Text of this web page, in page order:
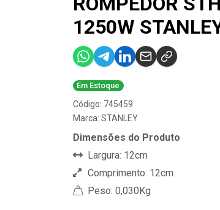
1250W
Em Estoque
Código: 745459
Marca: STANLEY
Dimensões do Produto
Largura: 12cm
Comprimento: 12cm
Peso: 0,030Kg